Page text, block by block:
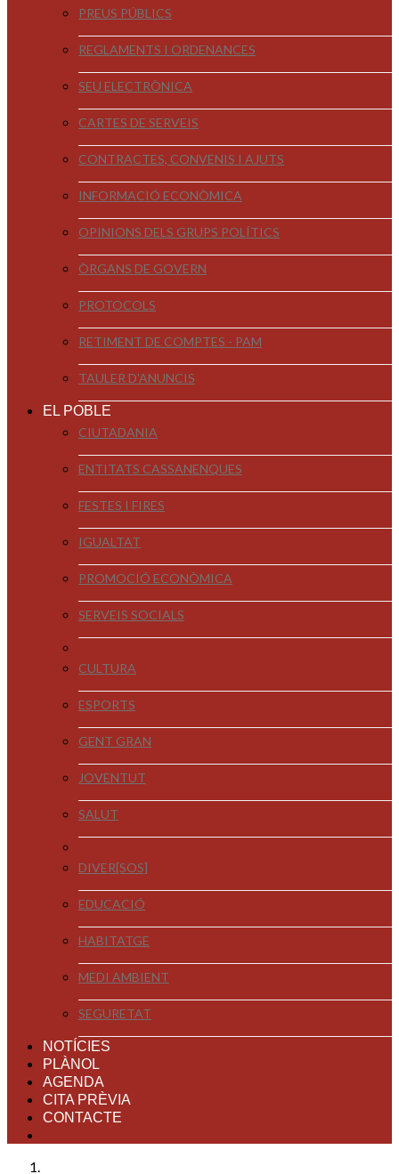
PREUS PÚBLICS
REGLAMENTS I ORDENANCES
SEU ELECTRÒNICA
CARTES DE SERVEIS
CONTRACTES, CONVENIS I AJUTS
INFORMACIÓ ECONÒMICA
OPINIONS DELS GRUPS POLÍTICS
ÒRGANS DE GOVERN
PROTOCOLS
RETIMENT DE COMPTES - PAM
TAULER D'ANUNCIS
EL POBLE
CIUTADANIA
ENTITATS CASSANENQUES
FESTES I FIRES
IGUALTAT
PROMOCIÓ ECONÒMICA
SERVEIS SOCIALS
CULTURA
ESPORTS
GENT GRAN
JOVENTUT
SALUT
DIVER[SOS]
EDUCACIÓ
HABITATGE
MEDI AMBIENT
SEGURETAT
NOTÍCIES
PLÀNOL
AGENDA
CITA PRÈVIA
CONTACTE